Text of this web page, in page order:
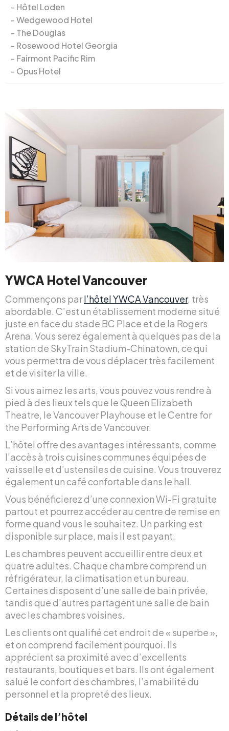
Hôtel Loden
Wedgewood Hotel
The Douglas
Rosewood Hotel Georgia
Fairmont Pacific Rim
Opus Hotel
YWCA Hotel Vancouver
Commençons parl’hôtel YWCA Vancouver, très
abordable. C’est un établissement moderne situé
juste en face du stade BC Place et de la Rogers
Arena. Vous serez également à quelques pas de la
station de SkyTrain Stadium-Chinatown, ce qui
vous permettra de vous déplacer très facilement
et de visiter la ville.
Si vous aimez les arts, vous pouvez vous rendre à
pied à des lieux tels que le Queen Elizabeth
Theatre, le Vancouver Playhouse et le Centre for
the Performing Arts de Vancouver.
L’hôtel offre des avantages intéressants, comme
l’accès à trois cuisines communes équipées de
vaisselle et d’ustensiles de cuisine. Vous trouverez
également un café confortable dans le hall.
Vous bénéficierez d’une connexion Wi-Fi gratuite
partout et pourrez accéder au centre de remise en
forme quand vous le souhaitez. Un parking est
disponible sur place, mais il est payant.
Les chambres peuvent accueillir entre deux et
quatre adultes. Chaque chambre comprend un
réfrigérateur, la climatisation et un bureau.
Certaines disposent d’une salle de bain privée,
tandis que d’autres partagent une salle de bain
avec les chambres voisines.
Les clients ont qualifié cet endroit de « superbe »,
et on comprend facilement pourquoi. Ils
apprécient sa proximité avec d’excellents
restaurants, boutiques et bars. Ils ont également
salué le confort des chambres, l’amabilité du
personnel et la propreté des lieux.
Détails de l’hôtel